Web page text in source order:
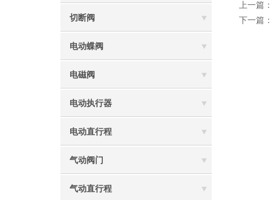
切断阀
电动蝶阀
电磁阀
电动执行器
电动直行程
气动阀门
气动直行程
上一篇
下一篇